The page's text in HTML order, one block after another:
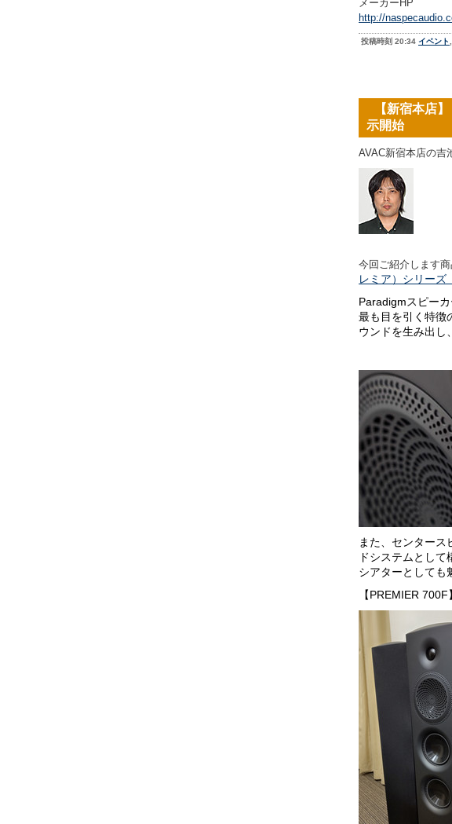
メーカーHP
http://
投稿時刻 20:34 イベント
【新宿本店
示開始
AVAC新宿本店の吉
今回ご紹介します商
レミア）シリー
Paradigmスピー
最も目を引く特徴
ウンドを生み出し
また、センタース
ドシステムとし
シアターとしても
【PREMIER 700F】